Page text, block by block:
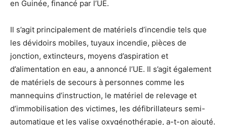
en Guinée, financé par l’UE.
Il s’agit principalement de matériels d’incendie tels que
les dévidoirs mobiles, tuyaux incendie, pièces de
jonction, extincteurs, moyens d’aspiration et
d’alimentation en eau, a annoncé l’UE. Il s’agit également
de matériels de secours à personnes comme les
mannequins d’instruction, le matériel de relevage et
d’immobilisation des victimes, les défibrillateurs semi-
automatique et les valise oxygénothérapie, a-t-on ajouté.